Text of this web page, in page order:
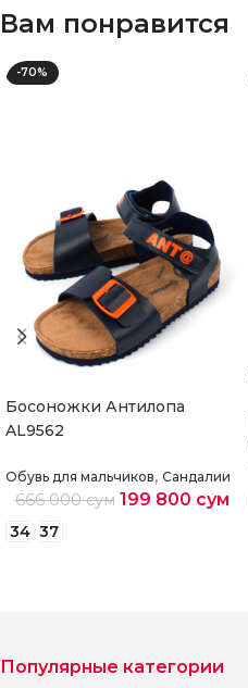
Вам понравится
-70%
Босоножки Антилопа
AL9562
Обувь для мальчиков, Сандалии
666 000сум 199 800 сум
34 37
Популярные категории